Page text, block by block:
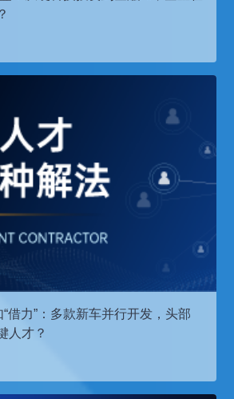
“借力”：多款新车并行开发，头部
人才？